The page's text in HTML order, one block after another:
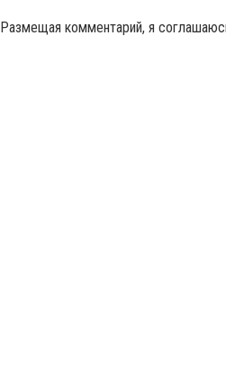
Размещая комментарий, я